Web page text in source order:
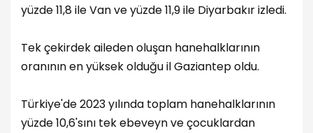
yüzde 11,8 ile Van ve yüzde 11,9 ile Diyarbakır izledi.
Tek çekirdek aileden oluşan hanehalklarının
oranının en yüksek olduğu il Gaziantep oldu.
Türkiye'de 2023 yılında toplam hanehalklarının
yüzde 10,6'sını tek ebeveyn ve çocuklardan